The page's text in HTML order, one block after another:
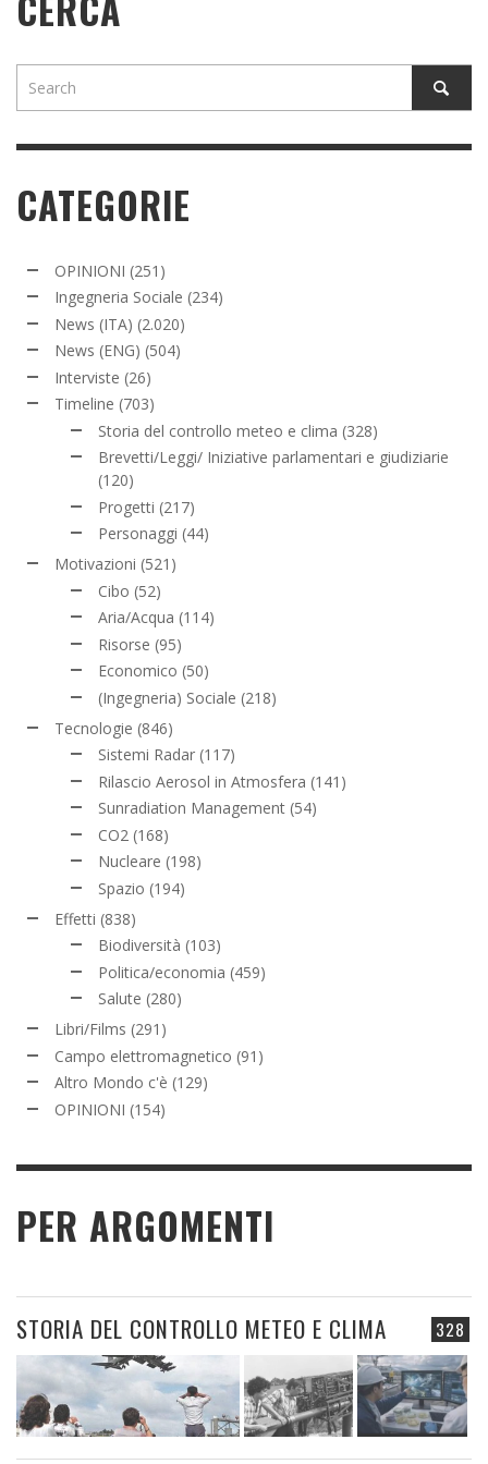
CATEGORIE
OPINIONI (251)
Ingegneria Sociale (234)
News (ITA) (2.020)
News (ENG) (504)
Interviste (26)
Timeline (703)
Storia del controllo meteo e clima (328)
Brevetti/Leggi/ Iniziative parlamentari e giudiziarie
(120)
Progetti (217)
Personaggi (44)
Motivazioni (521)
Cibo (52)
Aria/Acqua (114)
Risorse (95)
Economico (50)
(Ingegneria) Sociale (218)
Tecnologie (846)
Sistemi Radar (117)
Rilascio Aerosol in Atmosfera (141)
Sunradiation Management (54)
CO2 (168)
Nucleare (198)
Spazio (194)
Effetti (838)
Biodiversità (103)
Politica/economia (459)
Salute (280)
Libri/Films (291)
Campo elettromagnetico (91)
Altro Mondo c'è (129)
OPINIONI (154)
PER ARGOMENTI
328
STORIA DEL CONTROLLO METEO E CLIMA